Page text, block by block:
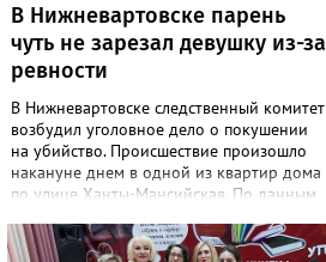
В Нижневартовске парень
чуть не зарезал девушку из-за
ревности
В Нижневартовске следственный комитет
возбудил уголовное дело о покушении
на убийство. Происшествие произошло
накануне днем в одной из квартир дома
по улице Ханты-Мансийская. По данным
множественные ножевые ранения своей